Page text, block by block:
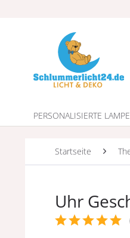
PERSONALISIERTE
Startseite
Uhr